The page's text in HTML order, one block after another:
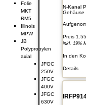
N-Kanal
Gehäuse
Preis
inkl. 19%
In den
Details
Folie
MKT
RM5
Illinois
MPW
JB
Polypropylen
axial
JFGC
250V
JFGC
400V
JFGC
630V